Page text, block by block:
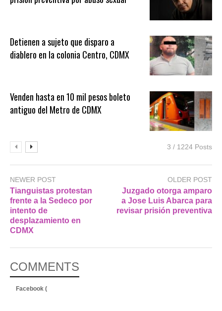
Detienen a sujeto que disparo a
diablero en la colonia Centro, CDMX
Venden hasta en 10 mil pesos boleto
antiguo del Metro de CDMX
3 / 1224 Posts
NEWER POST
Tianguistas protestan
frente a la Sedeco por
intento de
desplazamiento en
CDMX
OLDER POST
Juzgado otorga amparo
a Jose Luis Abarca para
revisar prisión preventiva
COMMENTS
Facebook (